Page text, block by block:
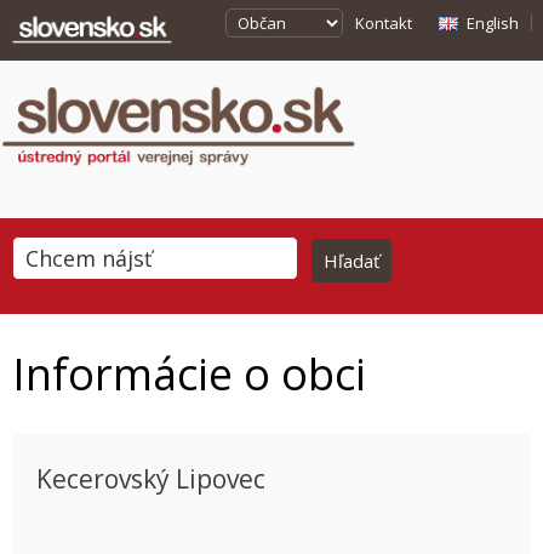
Kontakt English
Informácie o obci
Kecerovský Lipovec